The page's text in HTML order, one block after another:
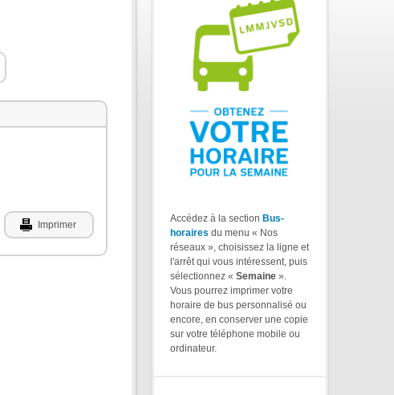
Imprimer
Accédez à la section Bus-
horaires du menu « Nos
réseaux », choisissez la ligne et
l'arrêt qui vous intéressent, puis
sélectionnez « Semaine ».
Vous pourrez imprimer votre
horaire de bus personnalisé ou
encore, en conserver une copie
sur votre téléphone mobile ou
ordinateur.